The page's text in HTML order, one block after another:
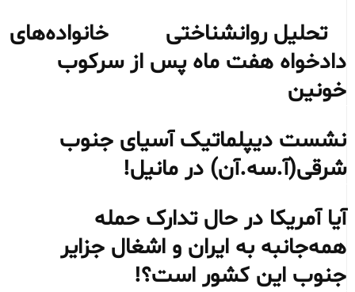
تحلیل روانشناختی خانواده‌های
دادخواه هفت ماه پس از سرکوب
خونین
نشست دیپلماتیک آسیای جنوب
شرقی‌(آ.سه.آن) در مانیل!
آیا آمریکا در حال تدارک حمله
همه‌جانبه به ایران و اشغال جزایر
جنوب این کشور است؟!